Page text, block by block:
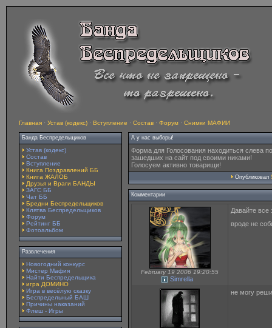
Главная · Устав (кодекс) · Вступление · Состав · Форум · Снимки МАФИИ
Банда Беспредельщиков
Устав (кодекс)
Состав
Вступление
Книга Поздравлений ББ
Книга ЖАЛОБ
Друзья и Враги БАНДЫ
ЗАГС ББ
Чат ББ
Бредни Беспредельщиков
Клятва Беспредельщиков
Форум
Рейтинг ББ
Фотоальбом
Развлечения
Новогодний конкурс
Мистер Мафия
Найти Беспредельщика
игра ДОМИНО
Игра в весёлую сказку
Беспредельный БАШ
Причины наказаний
Флеш - Игры
А у нас выборы!
Форма для Голосования находиться слева
зашедших на сайт под своими никами!
Голосуем активно товарищи!
Опубликовал
Комментарии
February 19 2006 19:20:55
Simrella
Давайте все
вроде не
не могу